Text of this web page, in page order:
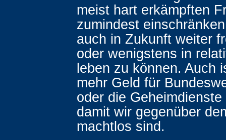
meist hart erkämpften
zumindest
auch in Zukunft weiter
oder wenigstens in
leben zu können. Auch
mehr Geld für
oder die
damit wir gegenüber
machtlos sind.